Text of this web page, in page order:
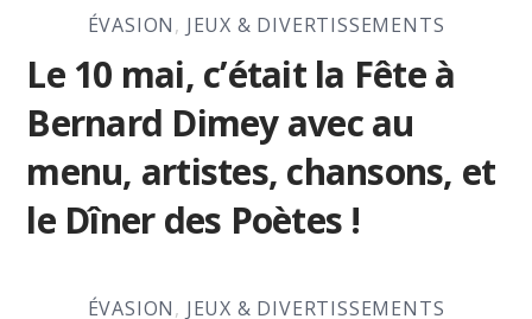
ÉVASION, JEUX & DIVERTISSEMENTS
Le 10 mai, c’était la Fête à
Bernard Dimey avec au
menu, artistes, chansons, et
le Dîner des Poètes !
ÉVASION, JEUX & DIVERTISSEMENTS